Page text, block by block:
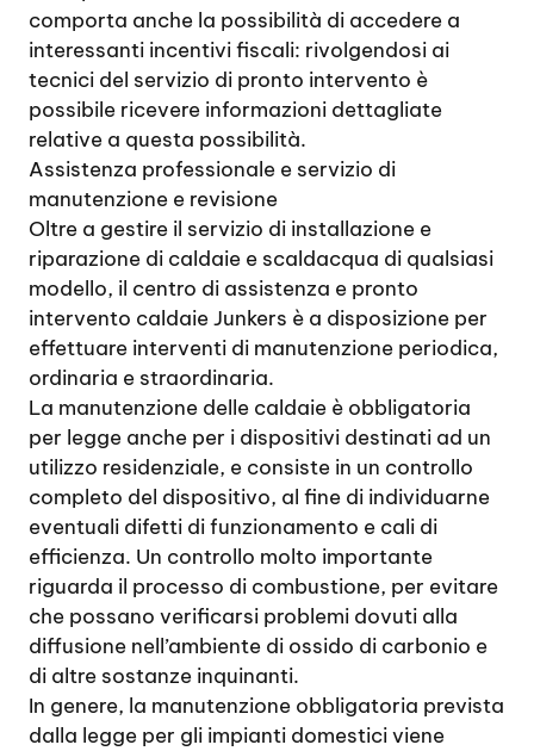
comporta anche la possibilità di accedere a
interessanti incentivi fiscali: rivolgendosi ai
tecnici del servizio di pronto intervento è
possibile ricevere informazioni dettagliate
relative a questa possibilità.
Assistenza professionale e servizio di
manutenzione e revisione
Oltre a gestire il servizio di installazione e
riparazione di caldaie e scaldacqua di qualsiasi
modello, il centro di assistenza e pronto
intervento caldaie Junkers è a disposizione per
effettuare interventi di manutenzione periodica,
ordinaria e straordinaria.
La manutenzione delle caldaie è obbligatoria
per legge anche per i dispositivi destinati ad un
utilizzo residenziale, e consiste in un controllo
completo del dispositivo, al fine di individuarne
eventuali difetti di funzionamento e cali di
efficienza. Un controllo molto importante
riguarda il processo di combustione, per evitare
che possano verificarsi problemi dovuti alla
diffusione nell’ambiente di ossido di carbonio e
di altre sostanze inquinanti.
In genere, la manutenzione obbligatoria prevista
dalla legge per gli impianti domestici viene